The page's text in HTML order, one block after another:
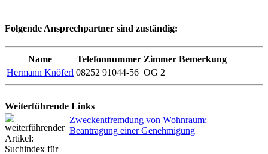
Folgende Ansprechpartner sind zuständig:
Name Telefonnummer Zimmer Bemerkung
Hermann Knöferl 08252 91044-56 OG 2
Weiterführende Links
Zweckentfremdung von Wohnraum;
Beantragung einer Genehmigung